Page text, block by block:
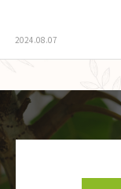
2024.08.07